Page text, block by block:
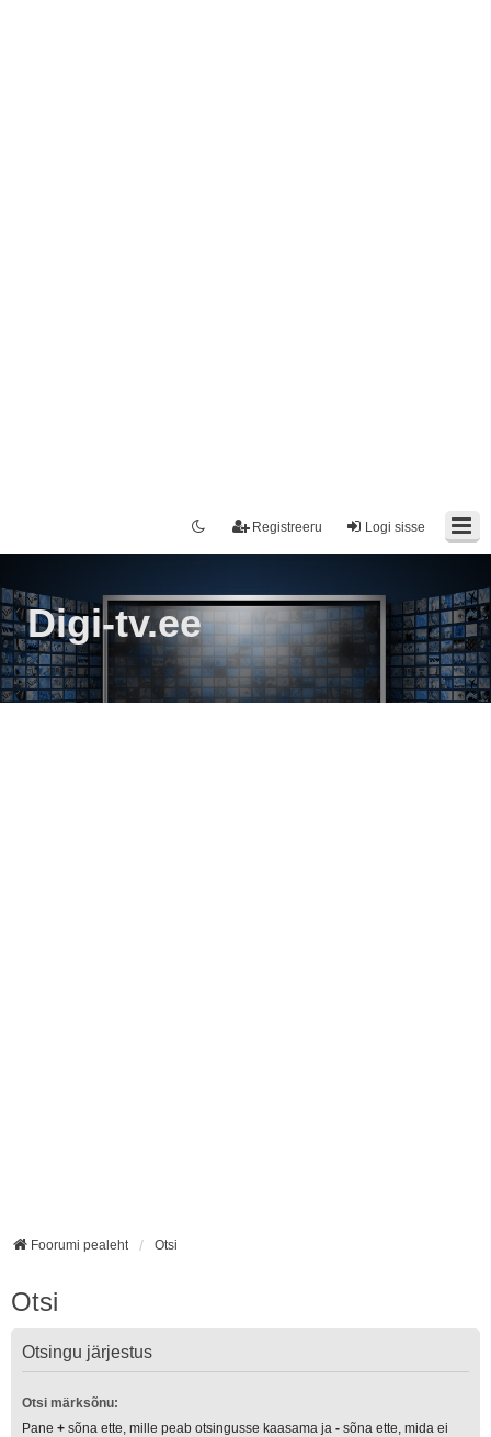
Logi sisse
Registreeru
Digi-tv.ee
Foorumi pealeht Otsi
Otsi
Otsingu järjestus
Otsi märksõnu:
Pane + sõna ette, mille peab otsingusse kaasama ja - sõna ette, mida ei